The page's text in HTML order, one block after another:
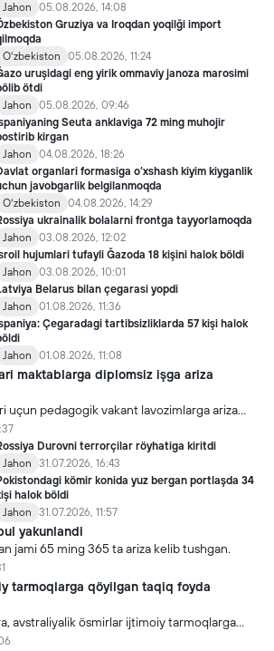
Jahon
05.08.2026, 14:08
Gruziya va Iroqdan yoqilği import
Oʻzbekiston
05.08.2026, 11:24
uruşidagi eng yirik ommaviy janoza marosimi
ötdi
Jahon
05.08.2026, 09:46
Seuta anklaviga 72 ming muhojir
kirgan
Jahon
04.08.2026, 18:26
organlari formasiga o‘xshash kiyim kiyganlik
javobgarlik belgilanmoqda
Oʻzbekiston
04.08.2026, 14:29
ukrainalik bolalarni frontga tayyorlamoqda
Jahon
03.08.2026, 12:02
hujumlari tufayli Ğazoda 18 kişini halok böldi
Jahon
03.08.2026, 10:01
Belarus bilan çegarasi yopdi
Jahon
01.08.2026, 11:36
Çegaradagi tartibsizliklarda 57 kişi halok
Jahon
01.08.2026, 11:08
maktablarga diplomsiz işga ariza
uçun pedagogik vakant lavozimlarga ariza
Durovni terrorçilar röyhatiga kiritdi
Jahon
31.07.2026, 16:43
kömir konida yuz bergan portlaşda 34
halok böldi
Jahon
31.07.2026, 11:57
yakunlandi
jami 65 ming 365 ta ariza kelib tushgan.
tarmoqlarga qöyilgan taqiq foyda
avstraliyalik ösmirlar ijtimoiy tarmoqlarga
ham ulardan foydalanmoqda.